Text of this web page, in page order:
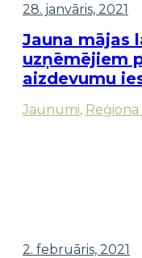
28. janvāris, 2021
Jauna mājas
uzņēmējiem
aizdevumu
Jaunumi,
2. februāris, 2021